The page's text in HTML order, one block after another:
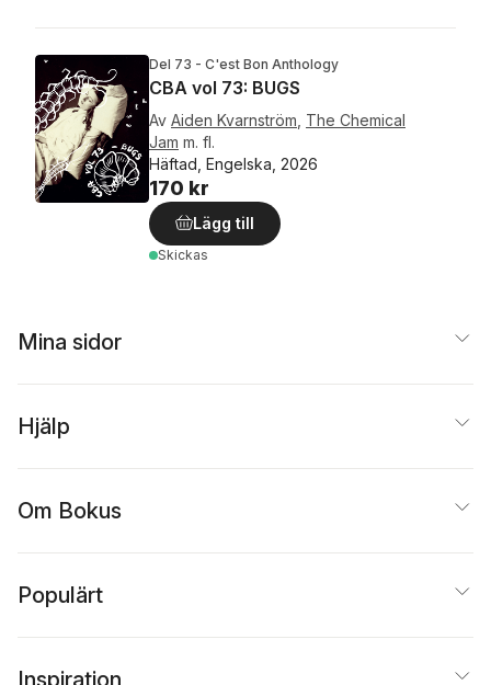
Del 73 - C'est Bon Anthology
CBA vol 73: BUGS
Av Aiden Kvarnström The Chemical
Jam m. fl.
Häftad, Engelska, 2026
170 kr
Lägg till
Skickas
Mina sidor
Hjälp
Om Bokus
Populärt
Inspiration